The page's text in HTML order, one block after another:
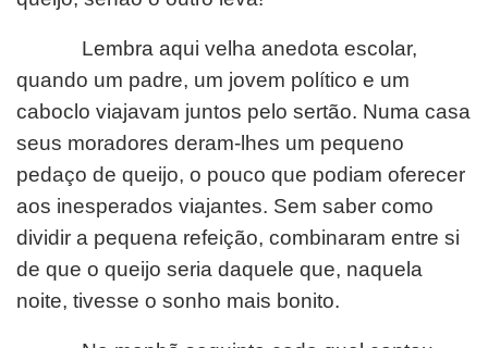
Lembra aqui velha anedota escolar,
quando um padre, um jovem político e um
caboclo viajavam juntos pelo sertão. Numa casa
seus moradores deram-lhes um pequeno
pedaço de queijo, o pouco que podiam oferecer
aos inesperados viajantes. Sem saber como
dividir a pequena refeição, combinaram entre si
de que o queijo seria daquele que, naquela
noite, tivesse o sonho mais bonito.